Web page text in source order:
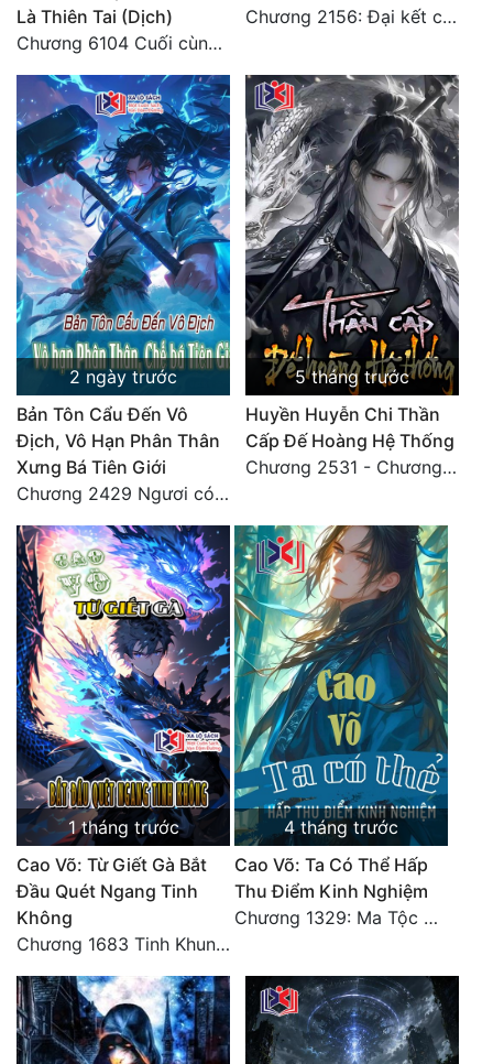
Tu Chân
Tội Phạm
Vô Địch
Võ Hiệp
Võng Du
Xuyên Không
Xuyên Nhanh
Xuyên Sách
Xuyên Thư
Điền Văn
Đông Phương
Đông Phương Huyền Huyễn
Đồng Nhân
Cẩu Đạo Trường Sinh
Ngự Thú
Truyện Nam
Truyện Nữ
Vô Địch Lưu
Xây Dựng Thế Lực
Đam Mỹ
Đẹp
Là Thiên Tai (Dịch)
Chương 6104 Cuối cùng (HẾT)
Chương 2156: Đại kết cục!!!
2 ngày trước
Bản Tôn Cẩu Đến Vô
Địch, Vô Hạn Phân Thân
Xưng Bá Tiên Giới
Chương 2429 Ngươi có tuệ nhãn? Ta có...
5 tháng trước
Huyền Huyễn Chi Thần
Cấp Đế Hoàng Hệ Thống
Chương 2531 - Chương cuối
1 tháng trước
Cao Võ: Từ Giết Gà Bắt
Đầu Quét Ngang Tinh
Không
Chương 1683 Tinh Khung Võ Thánh (Hết)
4 tháng trước
Cao Võ: Ta Có Thể Hấp
Thu Điểm Kinh Nghiệm
Chương 1329: Ma Tộc đại công chúa Thương Nguyệt